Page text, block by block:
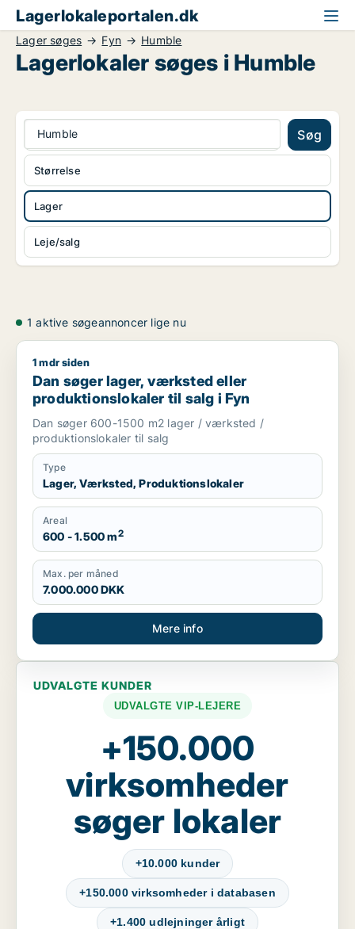
Lagerlokaleportalen.dk
Lager søges Fyn Humble
Lagerlokaler søges i Humble
Humble Søg
Lager
Leje/salg
Størrelse
1 aktive søgeannoncer lige nu
Dan søger lager, værksted eller produktionslokaler til salg i
1 mdr siden
Dan søger lager, værksted eller
produktionslokaler til salg i Fyn
Dan søger 600-1500 m2 lager / værksted /
produktionslokaler til salg
Type
Lager, Værksted, Produktionslokaler
Areal
600 - 1.500 m2
Max. per måned
7.000.000 DKK
Mere info
UDVALGTE KUNDER
UDVALGTE VIP-LEJERE
+150.000
virksomheder
søger lokaler
+10.000 kunder
+150.000 virksomheder i databasen
+1.400 udlejninger årligt